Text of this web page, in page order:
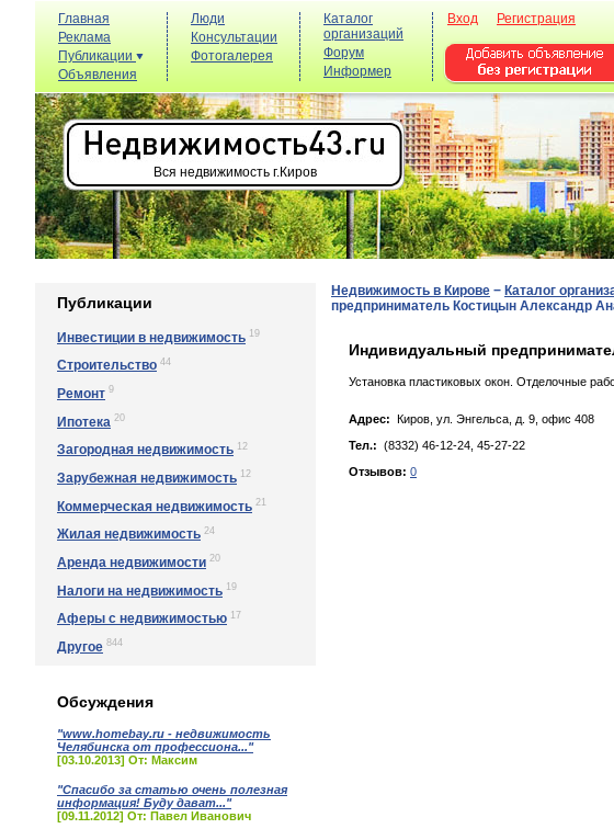
Главная
Реклама
Публикации
Объявления
Люди
Консультации
Фотогалерея
Каталог
организаций
Форум
Информер
Вход Регистрация
Вся недвижимость г.Киров
Публикации
Инвестиции в недвижимость 19
Строительство 44
Ремонт 9
Ипотека 20
Загородная недвижимость 12
Зарубежная недвижимость 12
Коммерческая недвижимость 21
Жилая недвижимость 24
Аренда недвижимости 20
Налоги на недвижимость 19
Аферы с недвижимостью 17
Другое 844
Обсуждения
"www.homebay.ru - недвижимость
Челябинска от профессиона..."
[03.10.2013] От: Максим
"Спасибо за статью очень полезная
информация! Буду дават..."
[09.11.2012] От: Павел Иванович
Недвижимость в Кирове − Каталог
предприниматель Костицын Александр
Индивидуальный
Установка пластиковых окон. Отделочные
Адрес: Киров, ул. Энгeльca, д. 9, офис 408
Тел.: (8332) 46-12-24, 45-27-22
Отзывов: 0